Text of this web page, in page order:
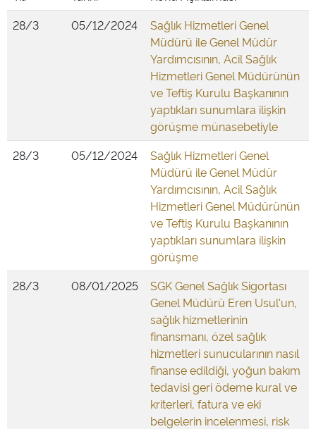
28/3
05/12/2024
Sağlık Hizmetleri Genel
Müdürü ile Genel Müdür
Yardımcısının, Acil Sağlık
Hizmetleri Genel Müdürünün
ve Teftiş Kurulu Başkanının
yaptıkları sunumlara ilişkin
görüşme münasebetiyle
28/3
05/12/2024
Sağlık Hizmetleri Genel
Müdürü ile Genel Müdür
Yardımcısının, Acil Sağlık
Hizmetleri Genel Müdürünün
ve Teftiş Kurulu Başkanının
yaptıkları sunumlara ilişkin
görüşme
28/3
08/01/2025
SGK Genel Sağlık Sigortası
Genel Müdürü Eren Usul'un,
sağlık hizmetlerinin
finansmanı, özel sağlık
hizmetleri sunucularının nasıl
finanse edildiği, yoğun bakım
tedavisi geri ödeme kural ve
kriterleri, fatura ve eki
belgelerin incelenmesi, risk